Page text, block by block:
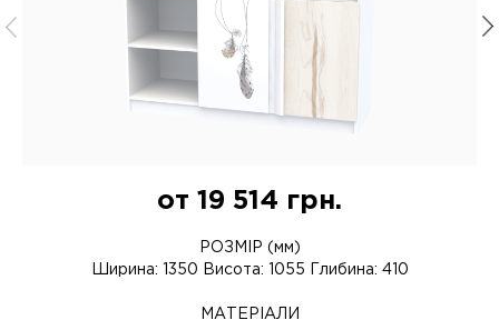
от 19 514 грн.
РОЗМІР (мм)
Ширина: 1350 Висота: 1055 Глибина: 410
МАТЕРІАЛИ